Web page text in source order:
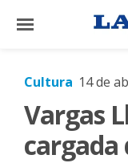
×
El
Cultura 14 de
Vargas
cargada